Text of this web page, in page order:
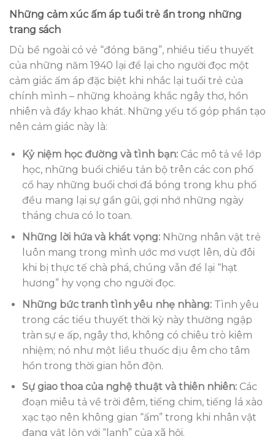
Những cảm xúc ấm áp tuổi trẻ ẩn trong những
trang sách
Dù bề ngoài có vẻ “đóng băng”, nhiều tiểu thuyết
của những năm 1940 lại để lại cho người đọc một
cảm giác ấm áp đặc biệt khi nhắc lại tuổi trẻ của
chính mình – những khoảng khắc ngây thơ, hồn
nhiên và đầy khao khát. Những yếu tố góp phần tạo
nên cảm giác này là:
Kỷ niệm học đường và tình bạn:Các mô tả về lớp
học, những buổi chiều tản bộ trên các con phố
cổ hay những buổi chơi đá bóng trong khu phố
đều mang lại sự gần gũi, gợi nhớ những ngày
tháng chưa có lo toan.
Những lời hứa và khát vọng:Những nhân vật trẻ
luôn mang trong mình ước mơ vượt lên, dù đôi
khi bị thực tế chà phá, chúng vẫn để lại “hạt
hương” hy vọng cho người đọc.
Những bức tranh tình yêu nhẹ nhàng:Tình yêu
trong các tiểu thuyết thời kỳ này thường ngập
tràn sự e ấp, ngây thơ, không có chiêu trò kiêm
nhiệm; nó như một liều thuốc dịu êm cho tâm
hồn trong thời gian hỗn độn.
Sự giao thoa của nghệ thuật và thiên nhiên:Các
đoạn miêu tả về trời đêm, tiếng chim, tiếng lá xào
xạc tạo nên không gian “ấm” trong khi nhân vật
đang vật lộn với “lạnh” của xã hội.